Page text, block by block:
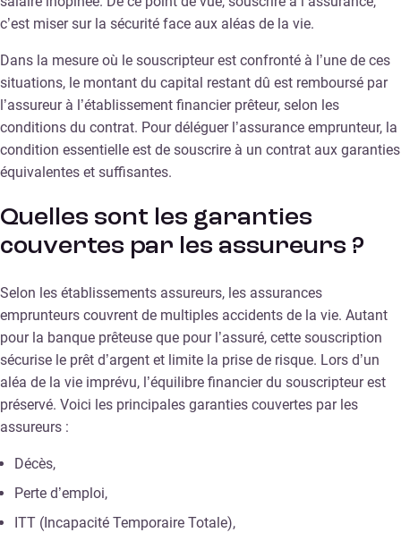
c’est miser sur la sécurité face aux aléas de la vie.
Dans la mesure où le souscripteur est confronté à l’une de ces
situations, le montant du capital restant dû est remboursé par
l’assureur à l’établissement financier prêteur, selon les
conditions du contrat. Pour déléguer l’assurance emprunteur, la
condition essentielle est de souscrire à un contrat aux garanties
équivalentes et suffisantes.
Quelles sont les garanties
couvertes par les assureurs ?
Selon les établissements assureurs, les assurances
emprunteurs couvrent de multiples accidents de la vie. Autant
pour la banque prêteuse que pour l’assuré, cette souscription
sécurise le prêt d’argent et limite la prise de risque. Lors d’un
aléa de la vie imprévu, l’équilibre financier du souscripteur est
préservé. Voici les principales garanties couvertes par les
assureurs :
Décès,
Perte d’emploi,
ITT (Incapacité Temporaire Totale),